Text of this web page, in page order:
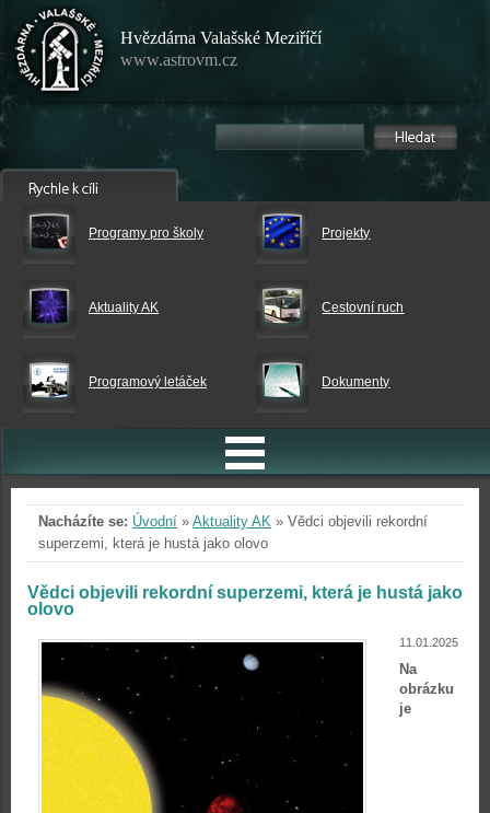
Hvězdárna Valašské Meziříčí
www.astrovm.cz
Programy pro školy Projekty
Aktuality AK Cestovní ruch
Programový letáček Dokumenty
Nacházíte se: Úvodní » Aktuality AK » Vědci objevili rekordní
superzemi, která je hustá jako olovo
Vědci objevili rekordní superzemi, která je hustá jako
olovo
11.01.2025
Na
obrázku
je